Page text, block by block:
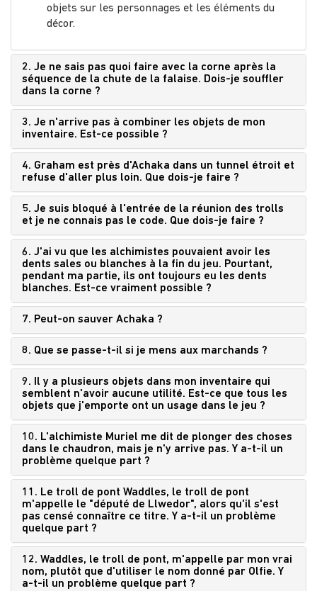
objets sur les personnages et les éléments du
décor.
2. Je ne sais pas quoi faire avec la corne après la
séquence de la chute de la falaise. Dois-je souffler
dans la corne ?
3. Je n'arrive pas à combiner les objets de mon
inventaire. Est-ce possible ?
4. Graham est près d'Achaka dans un tunnel étroit et
refuse d'aller plus loin. Que dois-je faire ?
5. Je suis bloqué à l'entrée de la réunion des trolls
et je ne connais pas le code. Que dois-je faire ?
6. J'ai vu que les alchimistes pouvaient avoir les
dents sales ou blanches à la fin du jeu. Pourtant,
pendant ma partie, ils ont toujours eu les dents
blanches. Est-ce vraiment possible ?
7. Peut-on sauver Achaka ?
8. Que se passe-t-il si je mens aux marchands ?
9. Il y a plusieurs objets dans mon inventaire qui
semblent n'avoir aucune utilité. Est-ce que tous les
objets que j'emporte ont un usage dans le jeu ?
10. L'alchimiste Muriel me dit de plonger des choses
dans le chaudron, mais je n'y arrive pas. Y a-t-il un
problème quelque part ?
11. Le troll de pont Waddles, le troll de pont
m'appelle le "député de Llwedor", alors qu'il s'est
pas censé connaître ce titre. Y a-t-il un problème
quelque part ?
12. Waddles, le troll de pont, m'appelle par mon vrai
nom, plutôt que d'utiliser le nom donné par Olfie. Y
a-t-il un problème quelque part ?